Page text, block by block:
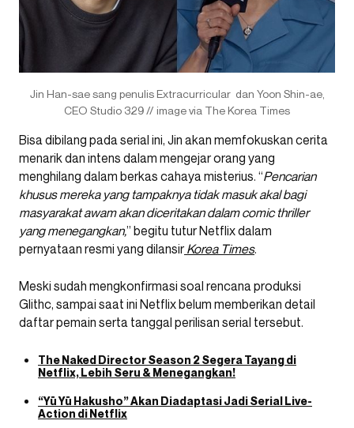
Jin Han-sae sang penulis Extracurricular dan Yoon Shin-ae,
CEO Studio 329 // image via The Korea Times
Bisa dibilang pada serial ini, Jin akan memfokuskan cerita
menarik dan intens dalam mengejar orang yang
menghilang dalam berkas cahaya misterius. “Pencarian
khusus mereka yang tampaknya tidak masuk akal bagi
masyarakat awam akan diceritakan dalam comic thriller
yang menegangkan,” begitu tutur Netflix dalam
pernyataan resmi yang dilansir Korea Times.
Meski sudah mengkonfirmasi soal rencana produksi
Glithc, sampai saat ini Netflix belum memberikan detail
daftar pemain serta tanggal perilisan serial tersebut.
The Naked Director Season 2 Segera Tayang di
Netflix, Lebih Seru & Menegangkan!
“Yū Yū Hakusho” Akan Diadaptasi Jadi Serial Live-
Action di Netflix